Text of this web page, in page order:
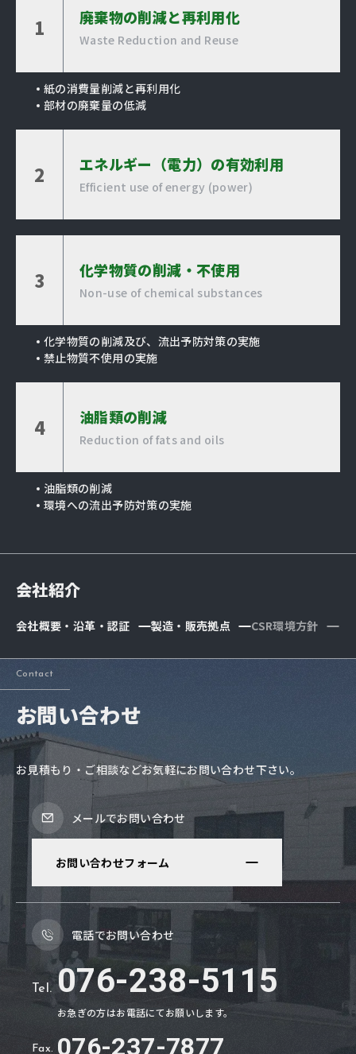
1 廃棄物の削減と再利用化
Waste Reduction and Reuse
紙の消費量削減と再利用化
部材の廃棄量の低減
2 エネルギー（電力）の有効利用
Efficient use of energy (power)
3 化学物質の削減・不使用
Non-use of chemical substances
化学物質の削減及び、流出予防対策の実施
禁止物質不使用の実施
4 油脂類の削減
Reduction of fats and oils
油脂類の削減
環境への流出予防対策の実施
会社紹介
会社概要・沿革・認証 製造・販売拠点 CSR環境方針
Contact
お問い合わせ
お見積もり・ご相談などお気軽にお問い合わせ下さい。
メールでお問い合わせ
お問い合わせフォーム
電話でお問い合わせ
Tel. 076-238-5115
お急ぎの方はお電話にてお願いします。
Fax. 076-237-7877